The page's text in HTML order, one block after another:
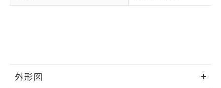
外形図
品・サービスに関するお客様との取
及ぼさない年数を意味します。
り引きをいたしません。
情報を公開していない機種